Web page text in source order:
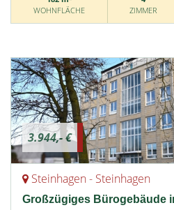
WOHNFLÄCHE
ZIMMER
3.944,- €
Steinhagen - Steinhagen
Großzügiges Bürogebäude